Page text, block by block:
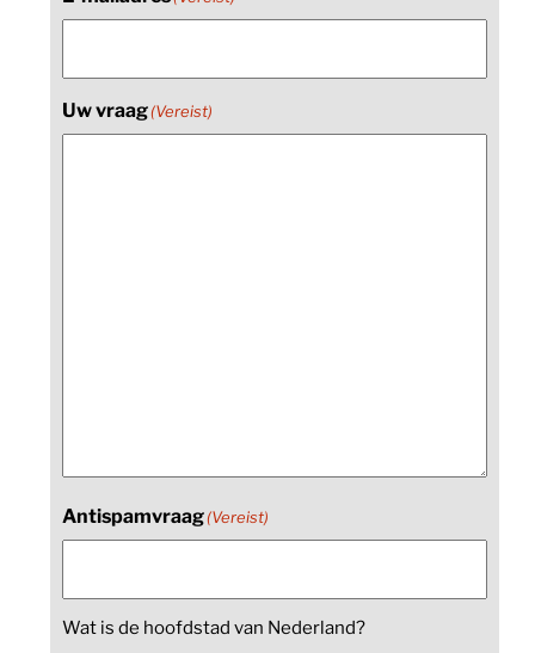
Uw vraag(Vereist)
Antispamvraag(Vereist)
Wat is de hoofdstad van Nederland?